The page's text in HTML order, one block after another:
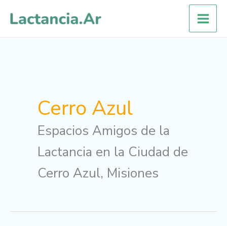
Cerro Azul
Espacios Amigos de la
Lactancia en la Ciudad de
Cerro Azul, Misiones